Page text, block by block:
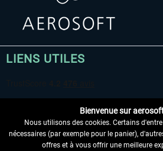
LIENS UTILES
Bienvenue sur
Nous utilisons des cookies. Certains
nécessaires (par exemple pour le panier),
offres et à vous offrir une meilleure